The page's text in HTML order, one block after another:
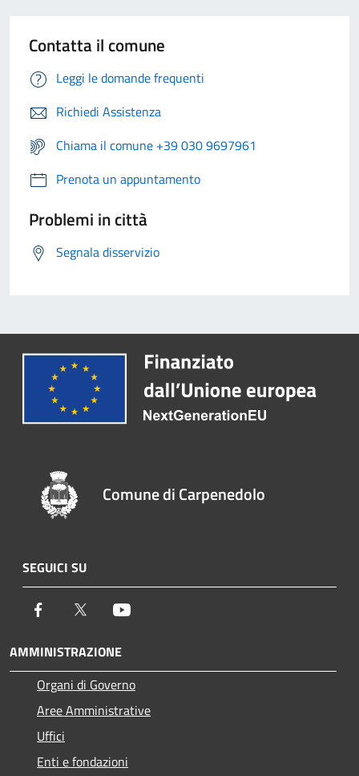
Contatta il comune
Leggi le domande frequenti
Richiedi Assistenza
Chiama il comune +39 030 9697961
Prenota un appuntamento
Problemi in città
Segnala disservizio
Comune di Carpenedolo
SEGUICI SU
Facebook Twitter
AMMINISTRAZIONE
Organi di Governo
Aree Amministrative
Uffici
Enti e fondazioni